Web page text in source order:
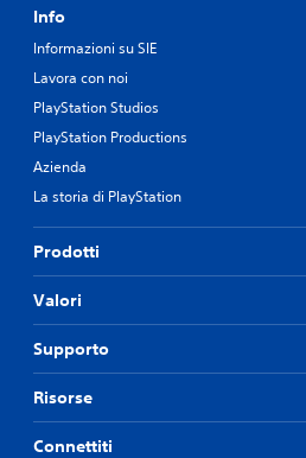
Info
Informazioni su SIE
Lavora con noi
PlayStation Studios
PlayStation Productions
Azienda
La storia di PlayStation
Prodotti
Valori
Supporto
Risorse
Connettiti